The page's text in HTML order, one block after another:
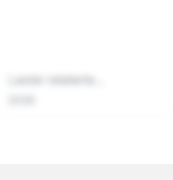
Laster relaterte...